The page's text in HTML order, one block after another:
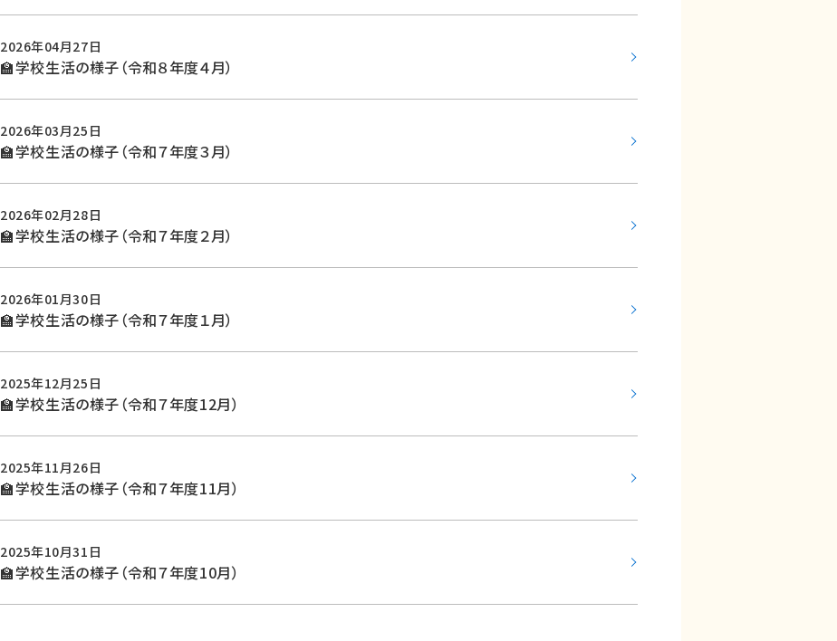
2026年04月27日
🏫学校生活の様子（令和８年度４月）
2026年03月25日
🏫学校生活の様子（令和７年度３月）
2026年02月28日
🏫学校生活の様子（令和７年度２月）
2026年01月30日
🏫学校生活の様子（令和７年度１月）
2025年12月25日
🏫学校生活の様子（令和７年度12月）
2025年11月26日
🏫学校生活の様子（令和７年度11月）
2025年10月31日
🏫学校生活の様子（令和７年度10月）